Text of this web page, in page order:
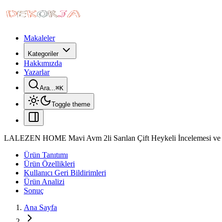
Makaleler
Kategoriler
Hakkımızda
Yazarlar
Ara...⌘K
Toggle theme
LALEZEN HOME Mavi Avm 2li Sarılan Çift Heykeli İncelemesi
Ürün Tanıtımı
Ürün Özellikleri
Kullanıcı Geri Bildirimleri
Ürün Analizi
Sonuç
Ana Sayfa